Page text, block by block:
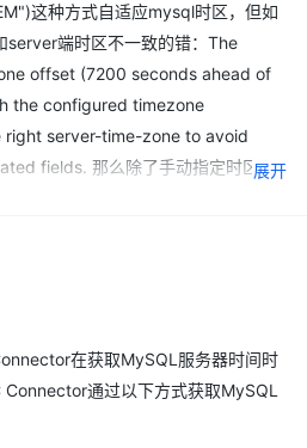
这种方式自适应mysql时区，但如
server端时区不一致的错：The
offset (7200 seconds ahead of
the configured timezone
server-time-zone to avoid
fields. 那么除了手动指定时区，
flink-cdc-
展开
在获取MySQL服务器时间时
通过以下方式获取MySQL